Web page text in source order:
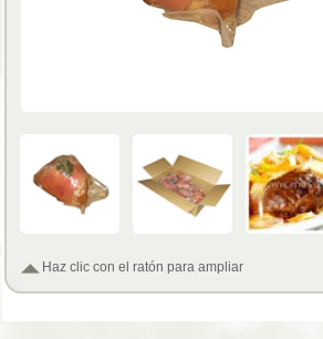
Haz clic con el ratón para ampliar